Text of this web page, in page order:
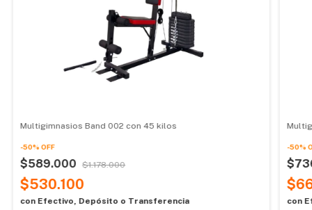
Multigimnasios Band 002 con 45 kilos
-50% OFF
$589.000 $1.178.000
$530.100
con Efectivo, Depósito o Transferencia
-50%
con